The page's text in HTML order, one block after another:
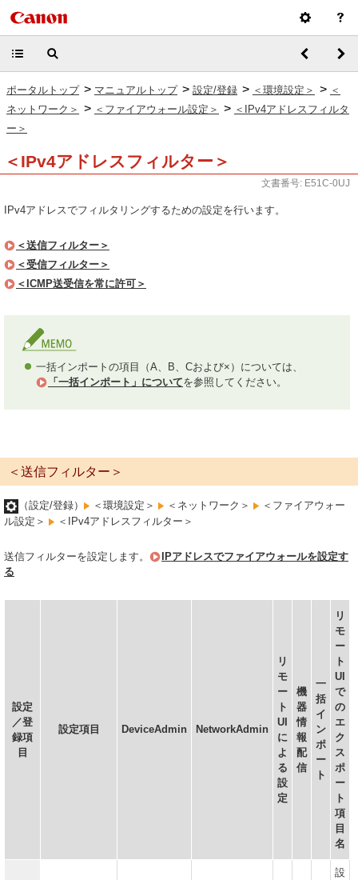
ポータルトップ > マニュアルトップ > 設定/登録 > ＜環境設定＞ > ＜
ネットワーク＞ > ＜ファイアウォール設定＞ > ＜IPv4アドレスフィルタ
ー＞
＜IPv4アドレスフィルター＞
文書番号: E51C-0UJ
IPv4アドレスでフィルタリングするための設定を行います。
＜送信フィルター＞
＜受信フィルター＞
＜ICMP送受信を常に許可＞
一括インポートの項目（A、B、Cおよび×）については、
「一括インポート」についてを参照してください。
＜送信フィルター＞
（設定/登録） ＜環境設定＞ ＜ネットワーク＞
＜ファイアウォー
ル設定＞
＜IPv4アドレスフィルター＞
送信フィルターを設定します。
IPアドレスでファイアウォールを設定す
る
設定
／登
録項
目
設定項目 DeviceAdmin NetworkAdmin
リ
モ
ー
ト
UI
に
よ
る
設
定
機
器
情
報
配
信
一
括
イ
ン
ポ
ー
ト
リ
モ
ー
ト
UI
で
の
エ
ク
ス
ポ
ー
ト
項
目
名
設